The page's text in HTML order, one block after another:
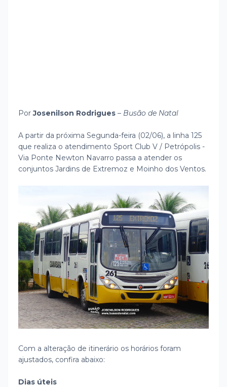
PorJosenilson Rodrigues – Busão de Natal
A partir da próxima Segunda-feira (02/06), a linha 125
que realiza o atendimento Sport Club V / Petrópolis -
Via Ponte Newton Navarro passa a atender os
conjuntos Jardins de Extremoz e Moinho dos Ventos.
Com a alteração de itinerário os horários foram
ajustados, confira abaixo:
Dias úteis